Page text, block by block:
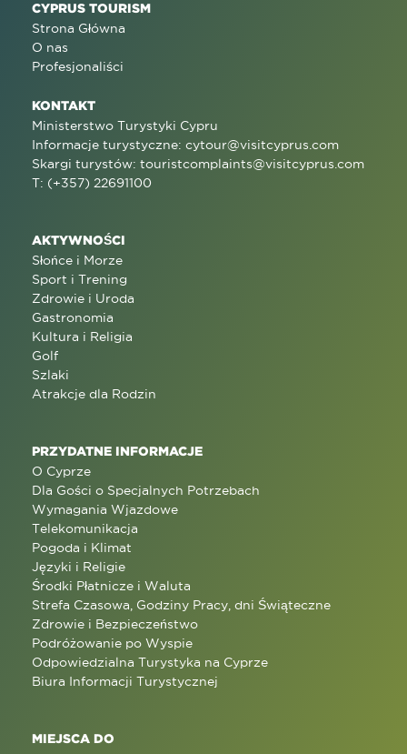
CYPRUS TOURISM
Strona Główna
O nas
Profesjonaliści
KONTAKT
Ministerstwo Turystyki Cypru
Informacje turystyczne: cytour@visitcyprus.com
Skargi turystów: touristcomplaints@visitcyprus.com
T: (+357) 22691100
AKTYWNOŚCI
Słońce i Morze
Sport i Trening
Zdrowie i Uroda
Gastronomia
Kultura i Religia
Golf
Szlaki
Atrakcje dla Rodzin
PRZYDATNE INFORMACJE
O Cyprze
Dla Gości o Specjalnych Potrzebach
Wymagania Wjazdowe
Telekomunikacja
Pogoda i Klimat
Języki i Religie
Środki Płatnicze i Waluta
Strefa Czasowa, Godziny Pracy, dni Świąteczne
Zdrowie i Bezpieczeństwo
Podróżowanie po Wyspie
Odpowiedzialna Turystyka na Cyprze
Biura Informacji Turystycznej
MIEJSCA DO